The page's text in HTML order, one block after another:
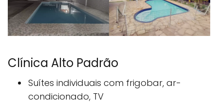
Clínica Alto Padrão
Suítes individuais com frigobar, ar-
condicionado, TV